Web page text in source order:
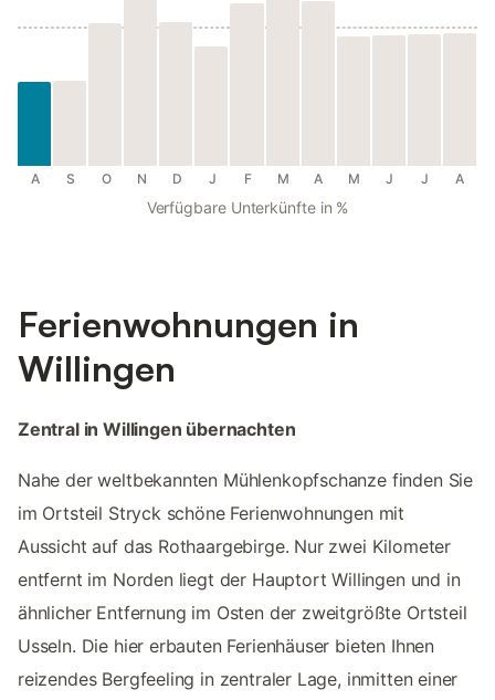
A S O N D J F M A M J J A
Verfügbare Unterkünfte in %
Ferienwohnungen in
Willingen
Zentral in Willingen übernachten
Nahe der weltbekannten Mühlenkopfschanze finden Sie
im Ortsteil Stryck schöne Ferienwohnungen mit
Aussicht auf das Rothaargebirge. Nur zwei Kilometer
entfernt im Norden liegt der Hauptort Willingen und in
ähnlicher Entfernung im Osten der zweitgrößte Ortsteil
Usseln. Die hier erbauten Ferienhäuser bieten Ihnen
reizendes Bergfeeling in zentraler Lage, inmitten einer